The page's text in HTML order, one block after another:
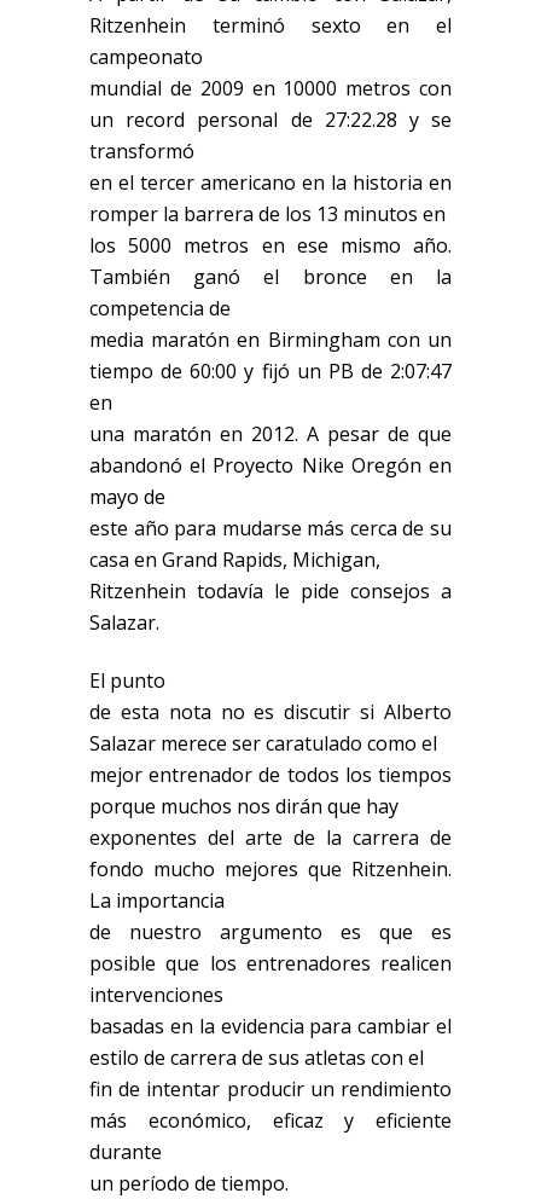
Ritzenhein terminó sexto en el
campeonato
mundial de 2009 en 10000 metros con
un record personal de 27:22.28 y se
transformó
en el tercer americano en la historia en
romper la barrera de los 13 minutos en
los 5000 metros en ese mismo año.
También ganó el bronce en la
competencia de
media maratón en Birmingham con un
tiempo de 60:00 y fijó un PB de 2:07:47
en
una maratón en 2012. A pesar de que
abandonó el Proyecto Nike Oregón en
mayo de
este año para mudarse más cerca de su
casa en Grand Rapids, Michigan,
Ritzenhein todavía le pide consejos a
Salazar.
El punto
de esta nota no es discutir si Alberto
Salazar merece ser caratulado como el
mejor entrenador de todos los tiempos
porque muchos nos dirán que hay
exponentes del arte de la carrera de
fondo mucho mejores que Ritzenhein.
La importancia
de nuestro argumento es que es
posible que los entrenadores realicen
intervenciones
basadas en la evidencia para cambiar el
estilo de carrera de sus atletas con el
fin de intentar producir un rendimiento
más económico, eficaz y eficiente
durante
un período de tiempo.